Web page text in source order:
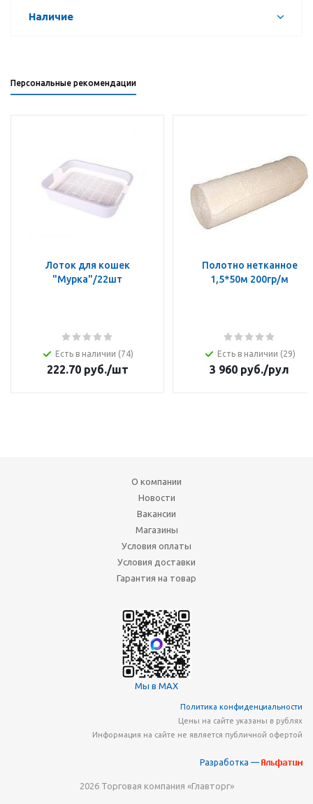
Наличие
Персональные рекомендации
Лоток для кошек
"Мурка"/22шт
Есть в наличии (74)
222.70руб./шт
Полотно нетканное
1,5*50м 200гр/м
Есть в наличии (29)
3 960 руб./рул
О компании
Новости
Вакансии
Магазины
Условия оплаты
Условия доставки
Гарантия на товар
Мы в MAX
Политика конфиденциальности
Цены на сайте указаны в рублях
Информация на сайте не является публичной офертой
Разработка —
2026 Торговая компания «Главторг»